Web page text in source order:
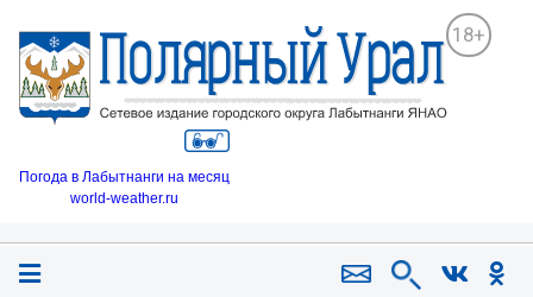
18+
Погода в Лабытнанги на месяц
world-weather.ru